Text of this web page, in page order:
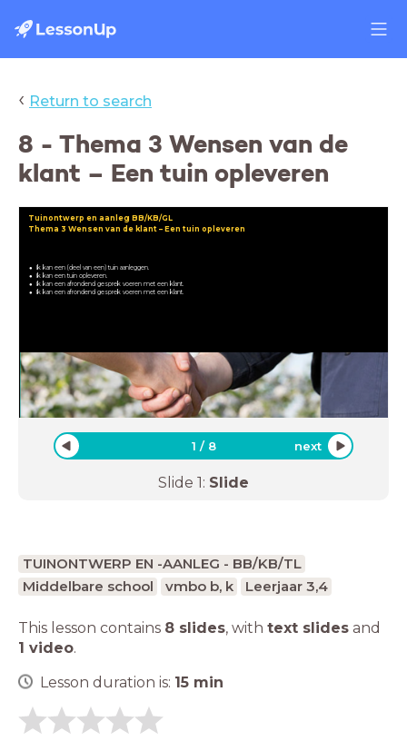
‹ Return to search
8 - Thema 3 Wensen van de
klant – Een tuin opleveren
Ik kan een (deel van een) tuin aanleggen.
Ik kan een tuin opleveren.
Ik kan een afrondend gesprek voeren met een klant.
Ik kan een afrondend gesprek voeren met een klant.
Tuinontwerp en aanleg BB/KB/GL
Thema 3 Wensen van de klant – Een tuin opleveren
1 / 8 next
Slide 1: Slide
TUINONTWERP EN -AANLEG - BB/KB/TL
Middelbare school
vmbo b, k Leerjaar 3,4
This lesson contains 8 slides, with text slides and
1 video.
Lesson duration is: 15 min